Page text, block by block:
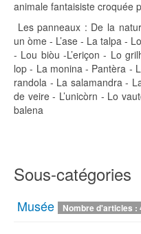
animale fantaisiste croquée
Les panneaux : De la
un òme - L’ase - La talpa -
- Lou biòu -L’eriçon - Lo
lop - La monina - Pantèra -
randola - La salamandra -
de veire - L’unicòrn - Lo
balena
Sous-catégories
Musée Nombre d'articles :